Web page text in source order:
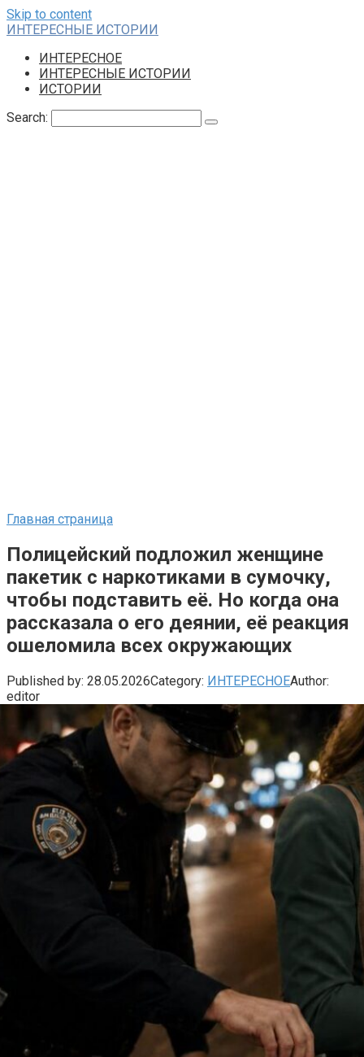
Skip to content
ИНТЕРЕСНЫЕ ИСТОРИИ
ИНТЕРЕСНОЕ
ИНТЕРЕСНЫЕ ИСТОРИИ
ИСТОРИИ
Search:
Главная страница
Полицейский подложил женщине
пакетик с наркотиками в сумочку,
чтобы подставить её. Но когда она
рассказала о его деянии, её реакция
ошеломила всех окружающих
Published by: 28.05.2026Category: ИНТЕРЕСНОЕAuthor:
editor